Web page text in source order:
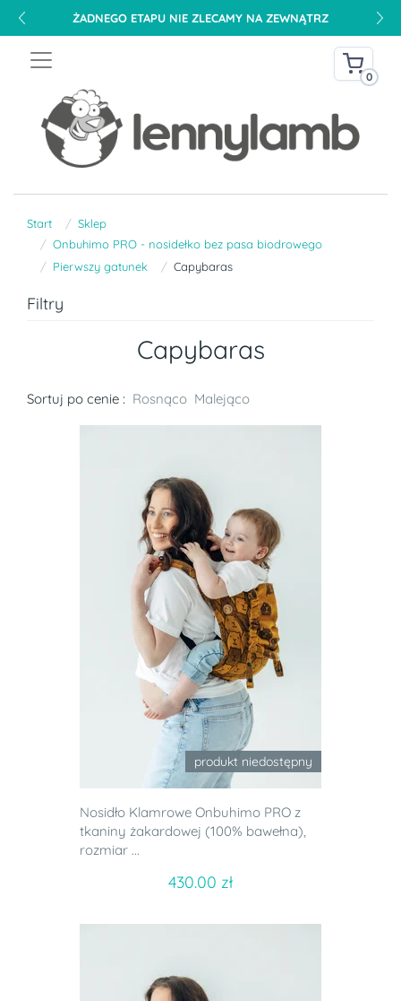
ŻADNEGO ETAPU NIE ZLECAMY NA ZEWNĄTRZ
0
Start
Sklep
Onbuhimo PRO - nosidełko bez pasa biodrowego
Pierwszy gatunek
Capybaras
Filtry
Capybaras
Sortuj po cenie : Rosnąco Malejąco
produkt niedostępny
Nosidło Klamrowe Onbuhimo PRO z
tkaniny żakardowej (100% bawełna),
rozmiar ...
430.00 zł